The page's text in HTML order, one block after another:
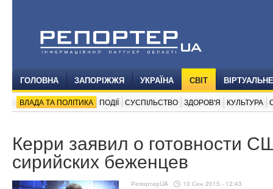
ГОЛОВНА ЗАПОРІЖЖЯ УКРАЇНА СВІТ
ВЛАДА ТА ПОЛІТИКА ПОДІЇ СУСПІЛЬСТВО ЗДОРОВ'Я КУЛЬТУРА
Керри заявил о готовности
сирийских беженцев
РепортерUA 10 Сен 2015 - 12:43